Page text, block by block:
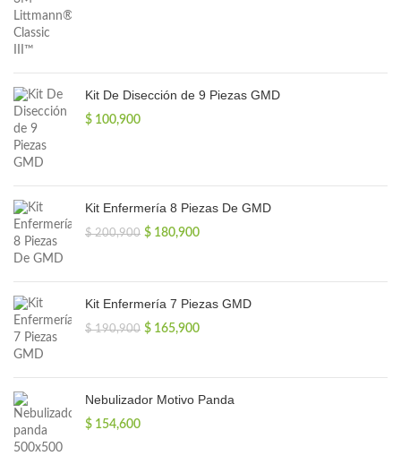
Kit De Disección de 9 Piezas GMD
$ 100,900
Kit Enfermería 8 Piezas De GMD
$200,900 El
era:
$ 200,900.
$ 180,900El
es:
$ 180,900.
Kit Enfermería 7 Piezas GMD
$190,900 El
era:
$ 190,900.
$ 165,900El
es:
$ 165,900.
Nebulizador Motivo Panda
$ 154,600